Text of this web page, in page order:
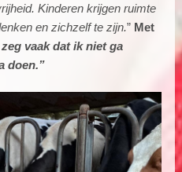
Kinderen krijgen ruimte
en zichzelf te zijn.” Met
zeg vaak dat ik niet ga
doen.”